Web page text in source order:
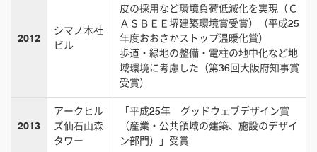
2012
シマノ本社
ビル
皮の採用など環境負荷低減化を実現（Ｃ
ＡＳＢＥＥ堺建築環境賞受賞）（平成25
年度おおさかストップ温暖化賞）
歩道・緑地の整備・電柱の地中化など地
域環境に考慮した（第36回大阪府知事賞
受賞）
2013
アークヒル
ズ仙石山森
タワー
「平成25年 グッドウェブデザイン賞
（産業・公共領域の建築、施設のデザイ
ン部門）」受賞